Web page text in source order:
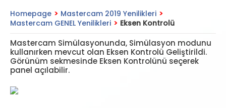
Homepage > Mastercam 2019 Yenilikleri >
Mastercam GENEL Yenilikleri > Eksen Kontrolü
Mastercam Simülasyonunda, Simülasyon modunu
kullanırken mevcut olan Eksen Kontrolü Geliştirildi.
Görünüm sekmesinde Eksen Kontrolünü seçerek
panel açılabilir.